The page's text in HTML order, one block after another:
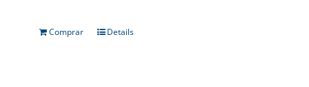
Comprar Details